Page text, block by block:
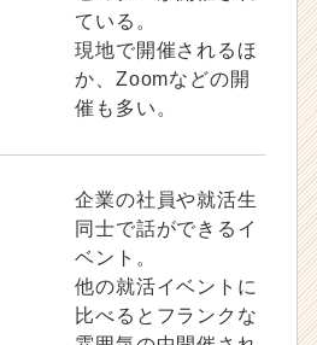
ている。
現地で開催されるほ
か、Zoomなどの開
催も多い。
企業の社員や就活生
同士で話ができるイ
ベント。
他の就活イベントに
比べるとフランクな